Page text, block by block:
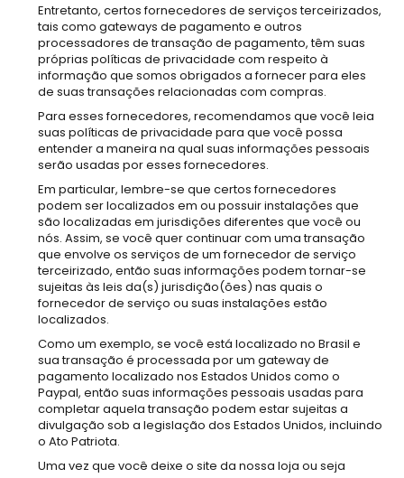
Entretanto, certos fornecedores de serviços terceirizados,
tais como gateways de pagamento e outros
processadores de transação de pagamento, têm suas
próprias políticas de privacidade com respeito à
informação que somos obrigados a fornecer para eles
de suas transações relacionadas com compras.
Para esses fornecedores, recomendamos que você leia
suas políticas de privacidade para que você possa
entender a maneira na qual suas informações pessoais
serão usadas por esses fornecedores.
Em particular, lembre-se que certos fornecedores
podem ser localizados em ou possuir instalações que
são localizadas em jurisdições diferentes que você ou
nós. Assim, se você quer continuar com uma transação
que envolve os serviços de um fornecedor de serviço
terceirizado, então suas informações podem tornar-se
sujeitas às leis da(s) jurisdição(ões) nas quais o
fornecedor de serviço ou suas instalações estão
localizados.
Como um exemplo, se você está localizado no Brasil e
sua transação é processada por um gateway de
pagamento localizado nos Estados Unidos como o
Paypal, então suas informações pessoais usadas para
completar aquela transação podem estar sujeitas a
divulgação sob a legislação dos Estados Unidos, incluindo
o Ato Patriota.
Uma vez que você deixe o site da nossa loja ou seja